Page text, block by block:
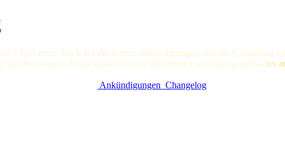
? Wirf einen Blick auf die letzten Ankündigungen und das Changelog
ansehen kannst. Sei gespannt welche tollen Ideen wir künftig noch alles
Ankündigungen Changelog